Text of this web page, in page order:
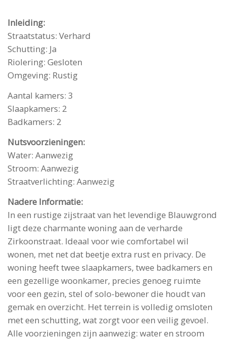
Inleiding:
Straatstatus: Verhard
Schutting: Ja
Riolering: Gesloten
Omgeving: Rustig
Aantal kamers: 3
Slaapkamers: 2
Badkamers: 2
Nutsvoorzieningen:
Water: Aanwezig
Stroom: Aanwezig
Straatverlichting: Aanwezig
Nadere Informatie:
In een rustige zijstraat van het levendige Blauwgrond
ligt deze charmante woning aan de verharde
Zirkoonstraat. Ideaal voor wie comfortabel wil
wonen, met net dat beetje extra rust en privacy. De
woning heeft twee slaapkamers, twee badkamers en
een gezellige woonkamer, precies genoeg ruimte
voor een gezin, stel of solo-bewoner die houdt van
gemak en overzicht. Het terrein is volledig omsloten
met een schutting, wat zorgt voor een veilig gevoel.
Alle voorzieningen zijn aanwezig: water en stroom